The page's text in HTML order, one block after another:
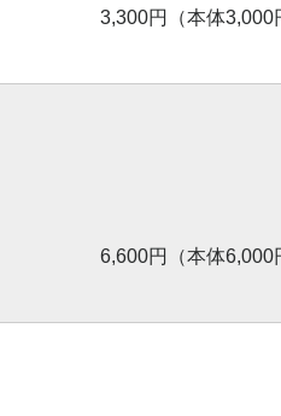
3,300円（本体3,000
6,600円（本体6,000